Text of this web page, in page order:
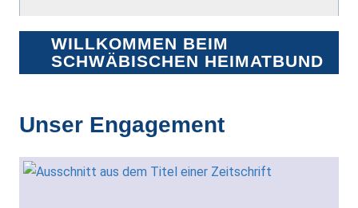
WILLKOMMEN BEIM
SCHWÄBISCHEN HEIMATBUND
Unser Engagement